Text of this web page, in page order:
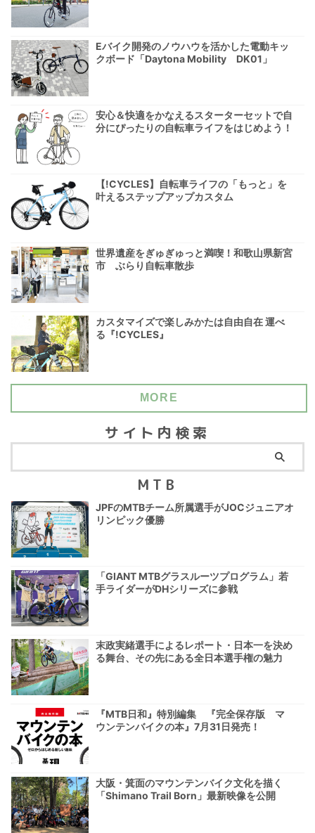
Eバイク開発のノウハウを活かした電動キッ
クボード「Daytona Mobility DK01」
安心＆快適をかなえるスターターセットで自
分にぴったりの自転車ライフをはじめよう！
【!CYCLES】自転車ライフの「もっと」を
叶えるステップアップカスタム
世界遺産をぎゅぎゅっと満喫！和歌山県新宮
市 ぶらり自転車散歩
カスタマイズで楽しみかたは自由自在 運べ
る『!CYCLES』
MORE
サイト内検索
MTB
JPFのMTBチーム所属選手がJOCジュニアオ
リンピック優勝
「GIANT MTBグラスルーツプログラム」若
手ライダーがDHシリーズに参戦
末政実緒選手によるレポート・日本一を決め
る舞台、その先にある全日本選手権の魅力
『MTB日和』特別編集 『完全保存版 マ
ウンテンバイクの本』7月31日発売！
大阪・箕面のマウンテンバイク文化を描く
「Shimano Trail Born」最新映像を公開